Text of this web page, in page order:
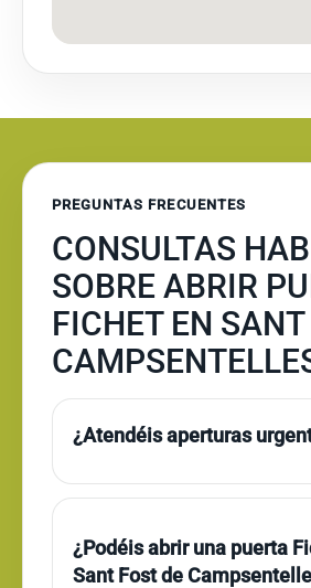
PREGUNTAS FRECUENTES
CONSULTAS
SOBRE ABRIR
FICHET EN
¿Atendéis aperturas
¿Podéis abrir una puerta
Sant Fost de